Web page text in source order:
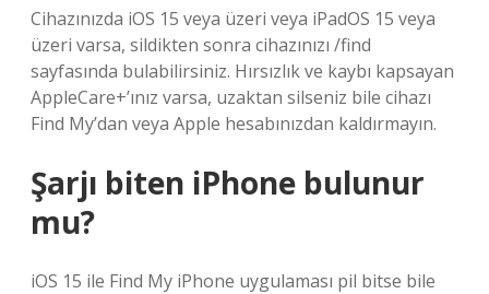
Cihazınızda iOS 15 veya üzeri veya iPadOS 15 veya
üzeri varsa, sildikten sonra cihazınızı /find
sayfasında bulabilirsiniz. Hırsızlık ve kaybı kapsayan
AppleCare+’ınız varsa, uzaktan silseniz bile cihazı
Find My’dan veya Apple hesabınızdan kaldırmayın.
Şarjı biten iPhone bulunur
mu?
iOS 15 ile Find My iPhone uygulaması pil bitse bile